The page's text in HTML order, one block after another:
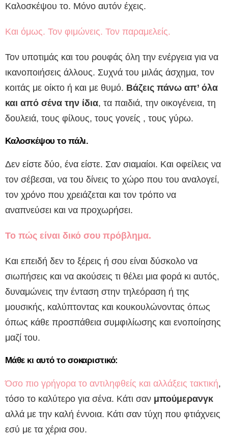
Καλοσκέψου το. Μόνο αυτόν έχεις.
Και όμως. Τον φιμώνεις. Τον παραμελείς.
Τον υποτιμάς και του ρουφάς όλη την ενέργεια για να
ικανοποιήσεις άλλους. Συχνά του μιλάς άσχημα, τον
κοιτάς με οίκτο ή και με θυμό. Βάζεις πάνω απ’ όλα
και από σένα την ίδια, τα παιδιά, την οικογένεια, τη
δουλειά, τους φίλους, τους γονείς , τους γύρω.
Καλοσκέψου το πάλι.
Δεν είστε δύο, ένα είστε. Σαν σιαμαίοι. Και οφείλεις να
τον σέβεσαι, να του δίνεις το χώρο που του αναλογεί,
τον χρόνο που χρειάζεται και τον τρόπο να
αναπνεύσει και να προχωρήσει.
Το πώς είναι δικό σου πρόβλημα.
Και επειδή δεν το ξέρεις ή σου είναι δύσκολο να
σιωπήσεις και να ακούσεις τι θέλει μια φορά κι αυτός,
δυναμώνεις την ένταση στην τηλεόραση ή της
μουσικής, καλύπτοντας και κουκουλώνοντας όπως
όπως κάθε προσπάθεια συμφιλίωσης και ενοποίησης
μαζί του.
Μάθε κι αυτό το σοκαριστικό:
Όσο πιο γρήγορα το αντιληφθείς και αλλάξεις τακτική,
τόσο το καλύτερο για σένα. Κάτι σαν μπούμερανγκ
αλλά με την καλή έννοια. Κάτι σαν τύχη που φτιάχνεις
εσύ με τα χέρια σου.